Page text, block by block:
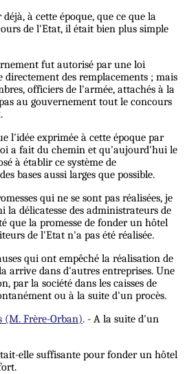
à cette époque, que ce que la
de l'Etat, il était bien plus simple
fut autorisé par une loi
directement des remplacements ; mais
officiers de l'armée, attachés à la
au gouvernement tout le concours
l'idée exprimée à cette époque par
a fait du chemin et qu'aujourd'hui le
à établir ce système de
bases aussi larges que possible.
qui ne se sont pas réalisées, je
délicatesse des administrateurs de
que la promesse de fonder un hôtel
de l'Etat n'a pas été réalisée.
qui ont empêché la réalisation de
arrive dans d'autres entreprises. Une
par la société dans les caisses de
ou à la suite d'un procès.
(M. Frère-Orban). - A la suite d'un
elle suffisante pour fonder un hôtel